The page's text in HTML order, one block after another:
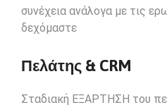
συνέχεια ανάλογα με τις
δεχόμαστε
Πελάτης & CRM
Σταδιακή ΕΞΑΡΤΗΣΗ του